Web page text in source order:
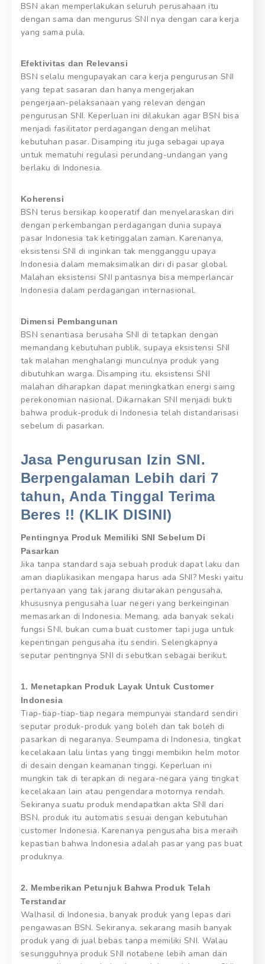
BSN akan memperlakukan seluruh perusahaan itu
dengan sama dan mengurus SNI nya dengan cara kerja
yang sama pula.
Efektivitas dan Relevansi
BSN selalu mengupayakan cara kerja pengurusan SNI
yang tepat sasaran dan hanya mengerjakan
pengerjaan-pelaksanaan yang relevan dengan
pengurusan SNI. Keperluan ini dilakukan agar BSN bisa
menjadi fasilitator perdagangan dengan melihat
kebutuhan pasar. Disamping itu juga sebagai upaya
untuk mematuhi regulasi perundang-undangan yang
berlaku di Indonesia.
Koherensi
BSN terus bersikap kooperatif dan menyelaraskan diri
dengan perkembangan perdagangan dunia supaya
pasar Indonesia tak ketinggalan zaman. Karenanya,
eksistensi SNI di inginkan tak mengganggu upaya
Indonesia dalam memaksimalkan diri di pasar global.
Malahan eksistensi SNI pantasnya bisa memperlancar
Indonesia dalam perdagangan internasional.
Dimensi Pembangunan
BSN senantiasa berusaha SNI di tetapkan dengan
memandang kebutuhan publik, supaya eksistensi SNI
tak malahan menghalangi munculnya produk yang
dibutuhkan warga. Disamping itu, eksistensi SNI
malahan diharapkan dapat meningkatkan energi saing
perekonomian nasional. Dikarnakan SNI menjadi bukti
bahwa produk-produk di Indonesia telah distandarisasi
sebelum di pasarkan.
Jasa Pengurusan Izin SNI.
Berpengalaman Lebih dari 7
tahun, Anda Tinggal Terima
Beres !! (KLIK DISINI)
Pentingnya Produk Memiliki SNI Sebelum Di
Pasarkan
Jika tanpa standard saja sebuah produk dapat laku dan
aman diaplikasikan mengapa harus ada SNI? Meski yaitu
pertanyaan yang tak jarang diutarakan pengusaha,
khususnya pengusaha luar negeri yang berkeinginan
memasarkan di Indonesia. Memang, ada banyak sekali
fungsi SNI, bukan cuma buat customer tapi juga untuk
kepentingan pengusaha itu sendiri. Selengkapnya
seputar pentingnya SNI di sebutkan sebagai berikut.
1. Menetapkan Produk Layak Untuk Customer
Indonesia
Tiap-tiap-tiap-tiap negara mempunyai standard sendiri
seputar produk-produk yang boleh dan tak boleh di
pasarkan di negaranya. Seumpama di Indonesia, tingkat
kecelakaan lalu lintas yang tinggi membikin helm motor
di desain dengan keamanan tinggi. Keperluan ini
mungkin tak di terapkan di negara-negara yang tingkat
kecelakaan lain atau pengendara motornya rendah.
Sekiranya suatu produk mendapatkan akta SNI dari
BSN, produk itu automatis sesuai dengan kebutuhan
customer Indonesia. Karenanya pengusaha bisa meraih
kepastian bahwa Indonesia adalah pasar yang pas buat
produknya.
2. Memberikan Petunjuk Bahwa Produk Telah
Terstandar
Walhasil di Indonesia, banyak produk yang lepas dari
pengawasan BSN. Sekiranya, sekarang masih banyak
produk yang di jual bebas tanpa memiliki SNI. Walau
sesungguhnya produk SNI notabene lebih aman dan